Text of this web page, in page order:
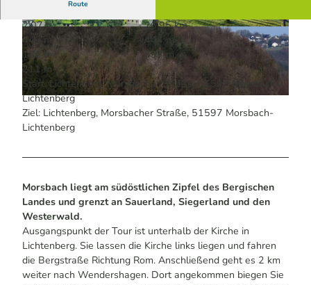
© Anja Kortmann / Das Bergische | KI-optimiert |
© Christoph Buchen | KI-optimiert
© Anja Kortmann / Das Bergische | KI-optimie
rt |CC-BY-SA
Route
2:07 h
26,95 km
440 m
444 m
186 m
397 m
211 m
Start: Lichtenberg, Morsbacher Straße, 51597 Morsbach-
Lichtenberg
Ziel: Lichtenberg, Morsbacher Straße, 51597 Morsbach-
Lichtenberg
Morsbach liegt am südöstlichen Zipfel des Bergischen
Landes und grenzt an Sauerland, Siegerland und den
Westerwald.
Ausgangspunkt der Tour ist unterhalb der Kirche in
Lichtenberg. Sie lassen die Kirche links liegen und fahren
die Bergstraße Richtung Rom. Anschließend geht es 2 km
weiter nach Wendershagen. Dort angekommen biegen Sie